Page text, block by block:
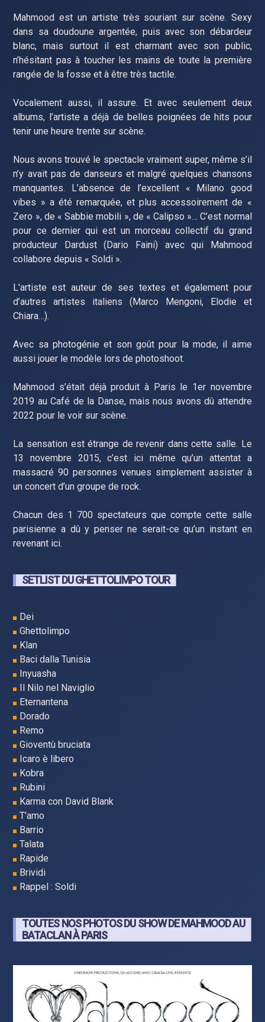
Mahmood est un artiste très souriant sur scène. Sexy
dans sa doudoune argentée, puis avec son débardeur
blanc, mais surtout il est charmant avec son public,
n’hésitant pas à toucher les mains de toute la première
rangée de la fosse et à être très tactile.
Vocalement aussi, il assure. Et avec seulement deux
albums, l’artiste a déjà de belles poignées de hits pour
tenir une heure trente sur scène.
Nous avons trouvé le spectacle vraiment super, même s’il
n’y avait pas de danseurs et malgré quelques chansons
manquantes. L’absence de l’excellent « Milano good
vibes » a été remarquée, et plus accessoirement de «
Zero », de « Sabbie mobili », de « Calipso »… C’est normal
pour ce dernier qui est un morceau collectif du grand
producteur Dardust (Dario Faini) avec qui Mahmood
collabore depuis « Soldi ».
L'artiste est auteur de ses textes et également pour
d’autres artistes italiens (Marco Mengoni, Elodie et
Chiara…).
Avec sa photogénie et son goût pour la mode, il aime
aussi jouer le modèle lors de photoshoot.
Mahmood s’était déjà produit à Paris le 1er novembre
2019 au Café de la Danse, mais nous avons dû attendre
2022 pour le voir sur scène.
La sensation est étrange de revenir dans cette salle. Le
13 novembre 2015, c’est ici même qu’un attentat a
massacré 90 personnes venues simplement assister à
un concert d’un groupe de rock.
Chacun des 1 700 spectateurs que compte cette salle
parisienne a dû y penser ne serait-ce qu’un instant en
revenant ici.
SETLIST DU GHETTOLIMPO TOUR
Dei
Ghettolimpo
Klan
Baci dalla Tunisia
Inyuasha
Il Nilo nel Naviglio
Eternantena
Dorado
Remo
Gioventù bruciata
Icaro è libero
Kobra
Rubini
Karma con David Blank
T’amo
Barrio
Talata
Rapide
Brividi
Rappel : Soldi
TOUTES NOS PHOTOS DU SHOW DE MAHMOOD AU
BATACLAN À PARIS